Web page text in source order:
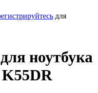
для
ноутбука